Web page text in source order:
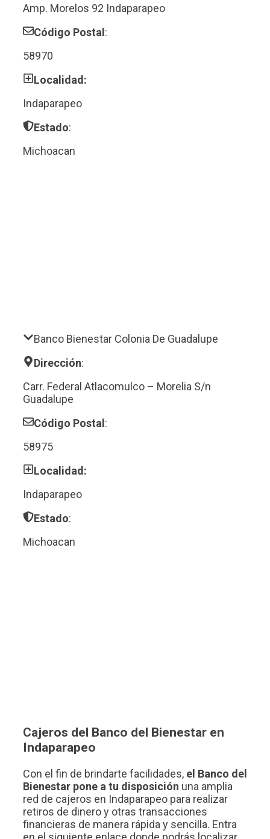
Amp. Morelos 92 Indaparapeo
Código Postal :
58970
Localidad:
Indaparapeo
Estado:
Michoacan
Banco Bienestar Colonia De Guadalupe
Dirección:
Carr. Federal Atlacomulco – Morelia S/n
Guadalupe
Código Postal :
58975
Localidad:
Indaparapeo
Estado:
Michoacan
Cajeros del Banco del Bienestar en
Indaparapeo
Con el fin de brindarte facilidades, el Banco del
Bienestar pone a tu disposición una amplia
red de cajeros en Indaparapeo para realizar
retiros de dinero y otras transacciones
financieras de manera rápida y sencilla. Entra